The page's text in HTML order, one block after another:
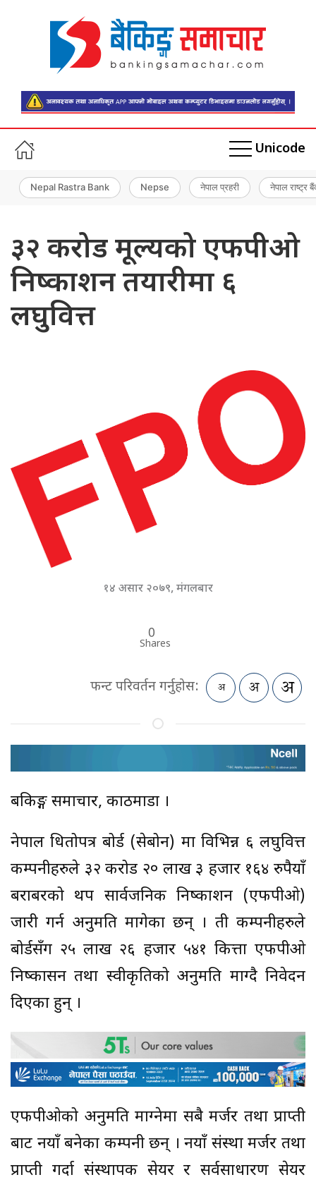
Unicode
Nepal Rastra Bank Nepse नेपाल प्रहरी नेपाल राष्ट्र
३२ करोड मूल्यको एफपीओ
निष्काशन तयारीमा ६
लघुवित्त
१४ असार २०७९, मंगलबार
0
Shares
फन्ट परिवर्तन गर्नुहोस:
बैंकिङ्ग समाचार, काठमाडौं ।
नेपाल धितोपत्र बोर्ड (सेबोन) मा विभिन्न ६ लघुवित्त
कम्पनीहरुले ३२ करोड २० लाख ३ हजार १६४ रुपैयाँ
बराबरको थप सार्वजनिक निष्काशन (एफपीओ)
जारी गर्न अनुमति मागेका छन् । ती कम्पनीहरुले
बोर्डसँग २५ लाख २६ हजार ५४१ कित्ता एफपीओ
निष्कासन तथा स्वीकृतिको अनुमति माग्दै निवेदन
दिएका हुन् ।
एफपीओको अनुमति माग्नेमा सबै मर्जर तथा प्राप्ती
बाट नयाँ बनेका कम्पनी छन् । नयाँ संस्था मर्जर तथा
प्राप्ती गर्दा संस्थापक सेयर र सर्वसाधारण सेयर